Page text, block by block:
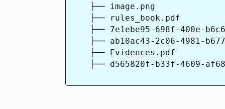
    ├── image.png
    ├── rules_book.pdf
├── 7e1ebe95-698f-400e-
├── ab10ac43-2c06-4981-
    ├── Evidences.pdf
├── d565820f-b33f-4609-